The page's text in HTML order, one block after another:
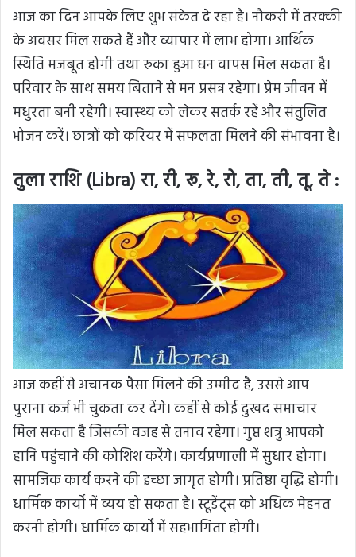
आज का दिन आपके लिए शुभ संकेत दे रहा है। नौकरी में तरक्की
के अवसर मिल सकते हैं और व्यापार में लाभ होगा। आर्थिक
स्थिति मजबूत होगी तथा रुका हुआ धन वापस मिल सकता है।
परिवार के साथ समय बिताने से मन प्रसन्न रहेगा। प्रेम जीवन में
मधुरता बनी रहेगी। स्वास्थ्य को लेकर सतर्क रहें और संतुलित
भोजन करें। छात्रों को करियर में सफलता मिलने की संभावना है।
तुला राशि (Libra) रा, री, रू, रे, रो, ता, ती, तू, ते :
आज कहीं से अचानक पैसा मिलने की उम्मीद है, उससे आप
पुराना कर्ज भी चुकता कर देंगे। कहीं से कोई दुखद समाचार
मिल सकता है जिसकी वजह से तनाव रहेगा। गुप्त शत्रु आपको
हानि पहुंचाने की कोशिश करेंगे। कार्यप्रणाली में सुधार होगा।
सामजिक कार्य करने की इच्छा जागृत होगी। प्रतिष्ठा वृद्धि होगी।
धार्मिक कार्यों में व्यय हो सकता है। स्टूडेंट्स को अधिक मेहनत
करनी होगी। धार्मिक कार्यों में सहभागिता होगी।